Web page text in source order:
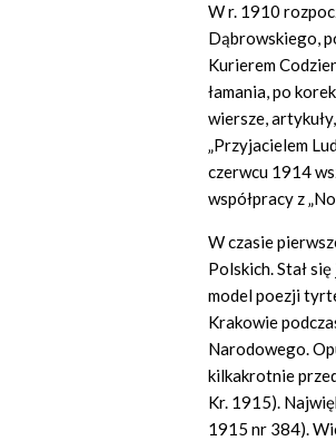
W r. 1910
Dąbrowskiego,
Kurierem
łamania, po
wiersze,
„Przyjacielem
czerwcu 1914
współpracy z
W czasie
Polskich. Stał
model poezji
Krakowie
Narodowego.
kilkakrotnie
Kr. 1915).
1915 nr 384).